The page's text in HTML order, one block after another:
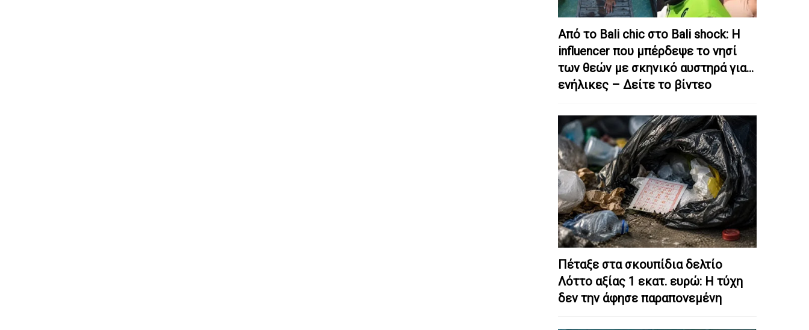
Από το Bali chic στο Bali shock: Η
influencer που μπέρδεψε το νησί
των θεών με σκηνικό αυστηρά για…
ενήλικες – Δείτε το βίντεο
Πέταξε στα σκουπίδια δελτίο
Λόττο αξίας 1 εκατ. ευρώ: Η τύχη
δεν την άφησε παραπονεμένη